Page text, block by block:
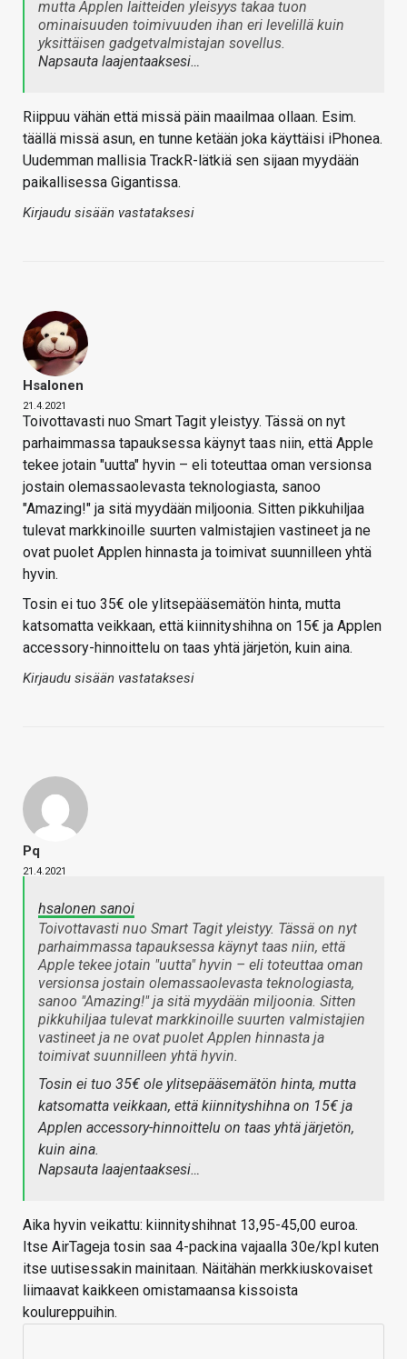
mutta Applen laitteiden yleisyys takaa tuon
ominaisuuden toimivuuden ihan eri levelillä kuin
yksittäisen gadgetvalmistajan sovellus.
Napsauta laajentaaksesi…
Riippuu vähän että missä päin maailmaa ollaan. Esim.
täällä missä asun, en tunne ketään joka käyttäisi iPhonea.
Uudemman mallisia TrackR-lätkiä sen sijaan myydään
paikallisessa Gigantissa.
Kirjaudu sisään vastataksesi
Hsalonen
21.4.2021
Toivottavasti nuo Smart Tagit yleistyy. Tässä on nyt
parhaimmassa tapauksessa käynyt taas niin, että Apple
tekee jotain "uutta" hyvin – eli toteuttaa oman versionsa
jostain olemassaolevasta teknologiasta, sanoo
"Amazing!" ja sitä myydään miljoonia. Sitten pikkuhiljaa
tulevat markkinoille suurten valmistajien vastineet ja ne
ovat puolet Applen hinnasta ja toimivat suunnilleen yhtä
hyvin.
Tosin ei tuo 35€ ole ylitsepääsemätön hinta, mutta
katsomatta veikkaan, että kiinnityshihna on 15€ ja Applen
accessory-hinnoittelu on taas yhtä järjetön, kuin aina.
Kirjaudu sisään vastataksesi
Pq
21.4.2021
hsalonen sanoi
Toivottavasti nuo Smart Tagit yleistyy. Tässä on nyt
parhaimmassa tapauksessa käynyt taas niin, että
Apple tekee jotain "uutta" hyvin – eli toteuttaa oman
versionsa jostain olemassaolevasta teknologiasta,
sanoo "Amazing!" ja sitä myydään miljoonia. Sitten
pikkuhiljaa tulevat markkinoille suurten valmistajien
vastineet ja ne ovat puolet Applen hinnasta ja
toimivat suunnilleen yhtä hyvin.
Tosin ei tuo 35€ ole ylitsepääsemätön hinta, mutta
katsomatta veikkaan, että kiinnityshihna on 15€ ja
Applen accessory-hinnoittelu on taas yhtä järjetön,
kuin aina.
Napsauta laajentaaksesi…
Aika hyvin veikattu: kiinnityshihnat 13,95-45,00 euroa.
Itse AirTageja tosin saa 4-packina vajaalla 30e/kpl kuten
itse uutisessakin mainitaan. Näitähän merkkiuskovaiset
liimaavat kaikkeen omistamaansa kissoista
koulureppuihin.